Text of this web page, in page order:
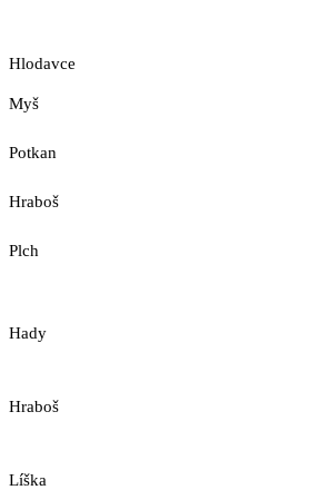
Hlodavce
Myš
Potkan
Hraboš
Plch
Hady
Hraboš
Líška